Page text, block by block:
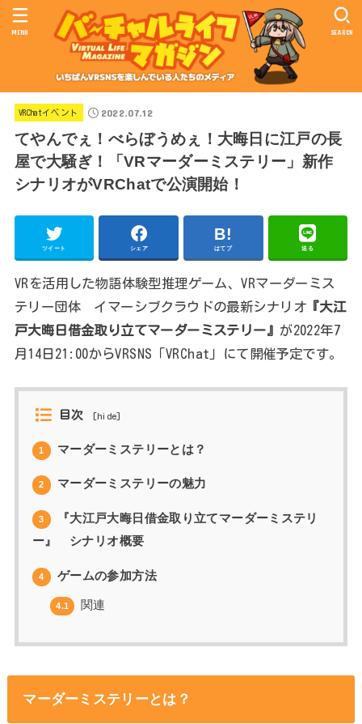
SEARCH
MENU
VRChatイベント 2022.07.12
てやんでぇ！べらぼうめぇ！大晦日に江戸の長
屋で大騒ぎ！「VRマーダーミステリー」新作
シナリオがVRChatで公演開始！
ツイート シェア はてブ 送る
VRを活用した物語体験型推理ゲーム、VRマーダーミス
テリー団体 イマーシブクラウドの最新シナリオ『大江
戸大晦日借金取り立てマーダーミステリー』 が2022年7
月14日21:00からVRSNS「VRChat」にて開催予定です。
目次 [hide]
1 マーダーミステリーとは？
2 マーダーミステリーの魅力
3
『大江戸大晦日借金取り立てマーダーミステリ
ー』 シナリオ概要
4 ゲームの参加方法
4.1 関連
マーダーミステリーとは？